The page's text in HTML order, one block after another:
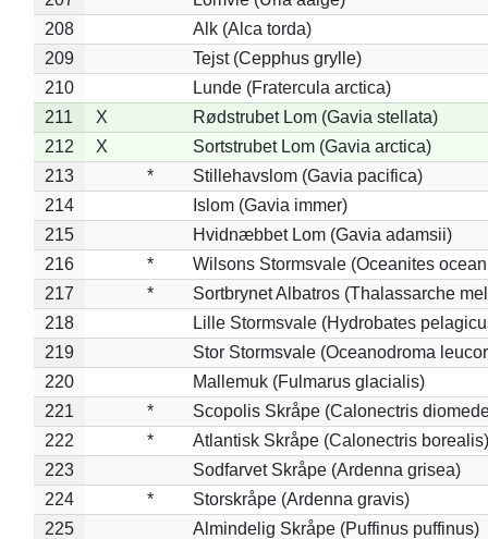
208
Alk (Alca torda)
209
Tejst (Cepphus grylle)
210
Lunde (Fratercula arctica)
211
X
Rødstrubet Lom (Gavia stellata)
212
X
Sortstrubet Lom (Gavia arctica)
213
*
Stillehavslom (Gavia pacifica)
214
Islom (Gavia immer)
215
Hvidnæbbet Lom (Gavia adamsii)
216
*
Wilsons Stormsvale (Oceanites
217
*
Sortbrynet Albatros (Thalassarche
218
Lille Stormsvale (Hydrobates
219
Stor Stormsvale (Oceanodroma
220
Mallemuk (Fulmarus glacialis)
221
*
Scopolis Skråpe (Calonectris
222
*
Atlantisk Skråpe (Calonectris borealis)
223
Sodfarvet Skråpe (Ardenna grisea)
224
*
Storskråpe (Ardenna gravis)
225
Almindelig Skråpe (Puffinus puffinus)